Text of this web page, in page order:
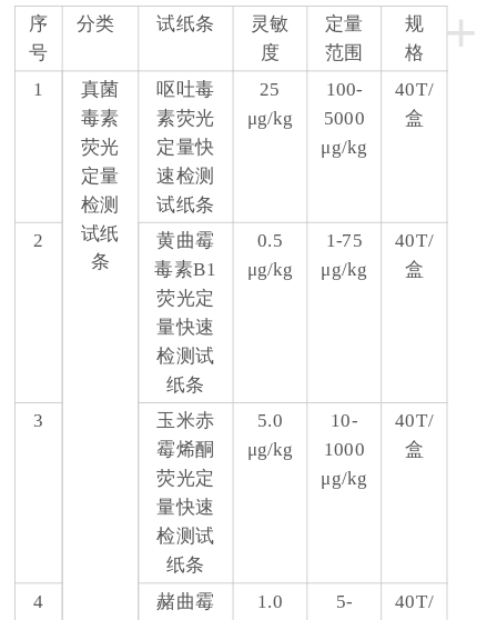
+
序
号
分类 试纸条 灵敏
度
定量
范围
规
格
1 真菌
毒素
荧光
定量
检测
试纸
条
呕吐毒
素荧光
定量快
速检测
试纸条
25
μg/kg
100-
5000
μg/kg
40T/
盒
2
黄曲霉
毒素B1
荧光定
量快速
检测试
纸条
0.5
μg/kg
1-75
μg/kg
40T/
盒
3 玉米赤
霉烯酮
荧光定
量快速
检测试
纸条
5.0
μg/kg
10-
1000
μg/kg
40T/
盒
4 赭曲霉 1.0 5- 40T/